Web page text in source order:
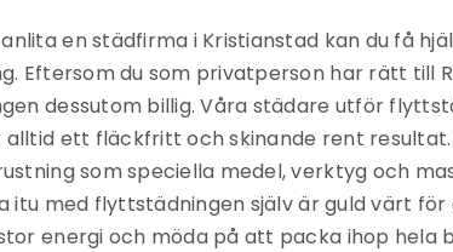
en städfirma i Kristianstad kan du få
Eftersom du som privatperson har rätt till
dessutom billig. Våra städare utför
alltid ett fläckfritt och skinande rent
som speciella medel, verktyg och
itu med flyttstädningen själv är guld värt för
energi och möda på att packa ihop hela